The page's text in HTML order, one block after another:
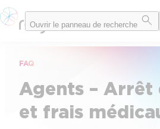
Ouvrir le panneau de recherche
FAQ
Agents – Arrêt
et frais